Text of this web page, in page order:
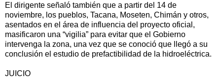
El dirigente señaló también que a partir del 14 de
noviembre, los pueblos, Tacana, Moseten, Chimán y otros,
asentados en el área de influencia del proyecto oficial,
masificaron una “vigilia” para evitar que el Gobierno
intervenga la zona, una vez que se conoció que llegó a su
conclusión el estudio de prefactibilidad de la hidroeléctrica.
JUICIO